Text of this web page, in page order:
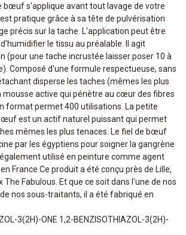
bœuf s'applique avant tout lavage de votre
pratique grâce à sa tête de pulvérisation
précis sur la tache. L'application peut être
le tissu au préalable. Il agit
(pour une tache incrustée laisser poser 10 à
Composé d'une formule respectueuse, sans
disperse les taches (mêmes les plus
mousse active qui pénètre au cœur des fibres
format permet 400 utilisations. La petite
est un actif naturel puissant qui permet
mêmes les plus tenaces. Le fiel de bœuf
par les égyptiens pour soigner la gangrène
utilisé en peinture comme agent
France Ce produit a été conçu près de Lille,
The Fabulous. Et que ce soit dans l'une de nos
nos sous-traitants, il a été fabriqué en
3(2H)-ONE 1,2-BENZISOTHIAZOL-3(2H)-